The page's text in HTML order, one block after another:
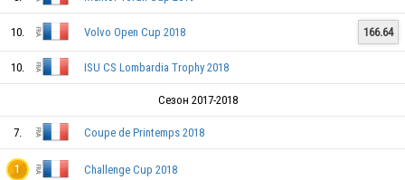
FRA
FRA
FRA
10. Volvo Open Cup 2018 166.64
10. ISU CS Lombardia Trophy 2018
Сезон 2017-2018
7. Coupe de Printemps 2018
1 Challenge Cup 2018